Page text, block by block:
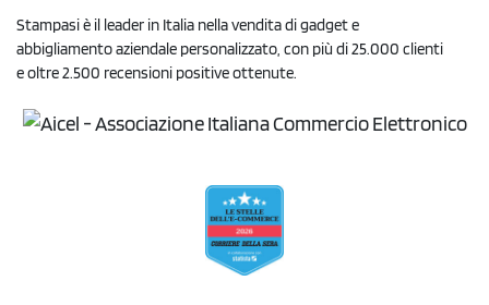
Stampasi è il leader in Italia nella vendita di gadget e
abbigliamento aziendale personalizzato, con più di 25.000 clienti
e oltre 2.500 recensioni positive ottenute.